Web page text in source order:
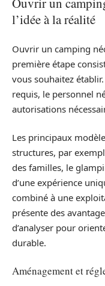
l’idée à la réalité
Ouvrir un camping
première étape
vous souhaitez
requis, le personnel
autorisations
Les principaux
structures, par
des familles, le
d’une expérience
combiné à une
présente des
d’analyser pour
durable.
Aménagement et